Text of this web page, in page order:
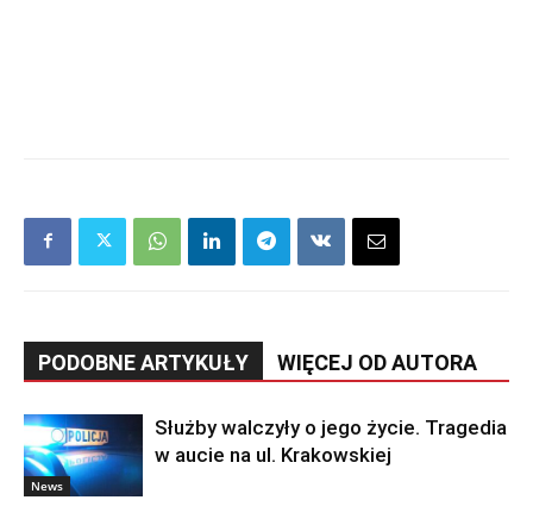
PODOBNE ARTYKUŁY WIĘCEJ OD AUTORA
News
Służby walczyły o jego życie. Tragedia
w aucie na ul. Krakowskiej